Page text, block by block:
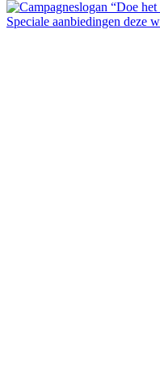
Speciale aanbiedingen deze